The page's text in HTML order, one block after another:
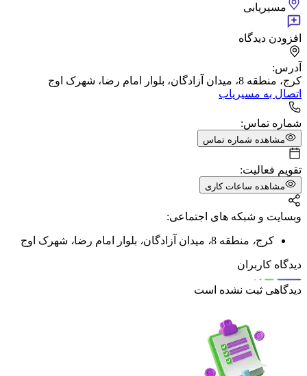
مسیریابی
افزودن دیدگاه
آدرس:
کرج، منطقه 8، میدان آزادگان، بلوار امام رضا، شهرک اوج
اتصال به مسیریاب
شماره تماس:
مشاهده شماره تماس
تقویم فعالیت:
مشاهده ساعات کاری
وبسایت و شبکه های اجتماعی:
کرج، منطقه 8 ، میدان آزادگان، بلوار امام رضا، شهرک اوج
دیدگاه کاربران
دیدگاهی ثبت نشده است